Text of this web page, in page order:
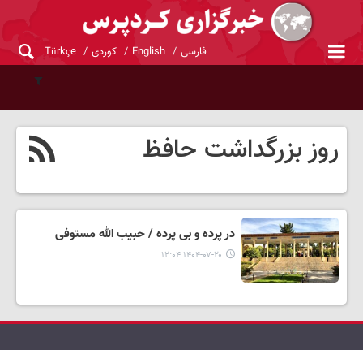
فارسی English کوردی Türkçe
روز بزرگداشت حافظ
در پرده و بی پرده / حبیب الله مستوفی
۱۴۰۴-۰۷-۲۰ ۱۲:۰۴